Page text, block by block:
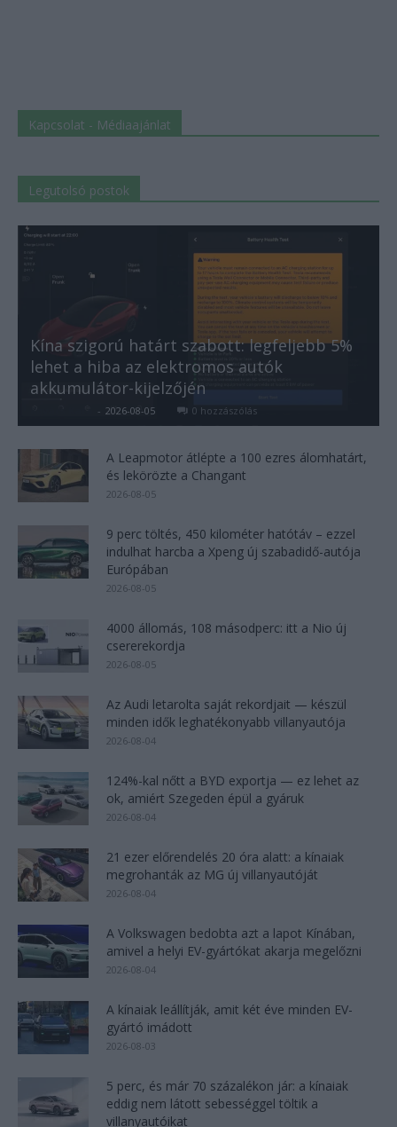
Kapcsolat - Médiaajánlat
Legutolsó postok
Kína szigorú határt szabott: legfeljebb 5%
lehet a hiba az elektromos autók
akkumulátor-kijelzőjén
- 2026-08-05 0 hozzászólás
A Leapmotor átlépte a 100 ezres álomhatárt,
és lekörözte a Changant
2026-08-05
9 perc töltés, 450 kilométer hatótáv – ezzel
indulhat harcba a Xpeng új szabadidő-autója
Európában
2026-08-05
4000 állomás, 108 másodperc: itt a Nio új
csererekordja
2026-08-05
Az Audi letarolta saját rekordjait — készül
minden idők leghatékonyabb villanyautója
2026-08-04
124%-kal nőtt a BYD exportja — ez lehet az
ok, amiért Szegeden épül a gyáruk
2026-08-04
21 ezer előrendelés 20 óra alatt: a kínaiak
megrohanták az MG új villanyautóját
2026-08-04
A Volkswagen bedobta azt a lapot Kínában,
amivel a helyi EV-gyártókat akarja megelőzni
2026-08-04
A kínaiak leállítják, amit két éve minden EV-
gyártó imádott
2026-08-03
5 perc, és már 70 százalékon jár: a kínaiak
eddig nem látott sebességgel töltik a
villanyautóikat